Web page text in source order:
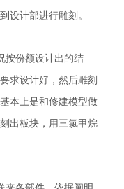
设计部进行雕刻。
份额设计出的结
求设计好，然后雕刻
本上是和修建模型做
出板块，用三氯甲烷